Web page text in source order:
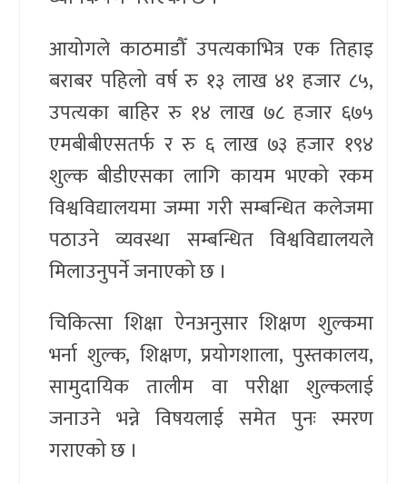
आयोगले काठमाडौँ उपत्यकाभित्र एक तिहाइ
बराबर पहिलो वर्ष रु १३ लाख ४१ हजार ८५,
उपत्यका बाहिर रु १४ लाख ७८ हजार ६७५
एमबीबीएसतर्फ र रु ६ लाख ७३ हजार १९४
शुल्क बीडीएसका लागि कायम भएको रकम
विश्वविद्यालयमा जम्मा गरी सम्बन्धित कलेजमा
पठाउने व्यवस्था सम्बन्धित विश्वविद्यालयले
मिलाउनुपर्ने जनाएको छ ।
चिकित्सा शिक्षा ऐनअनुसार शिक्षण शुल्कमा
भर्ना शुल्क, शिक्षण, प्रयोगशाला, पुस्तकालय,
सामुदायिक तालीम वा परीक्षा शुल्कलाई
जनाउने भन्ने विषयलाई समेत पुनः स्मरण
गराएको छ ।